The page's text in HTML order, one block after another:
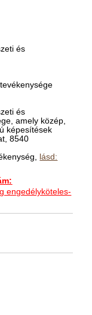
és
és
amely közép,
képesítések
8540
lásd:
engedélyköteles-